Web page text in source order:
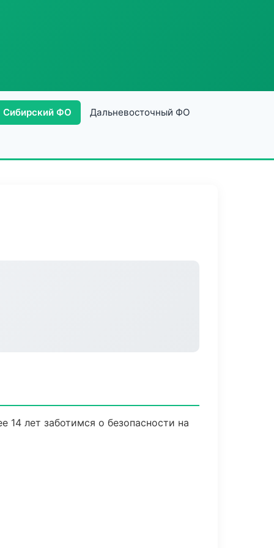
Сибирский ФО Дальневосточный ФО
лет заботимся о безопасности на